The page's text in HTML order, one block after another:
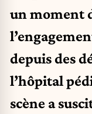
un moment
depuis des
l’hôpital
scène a